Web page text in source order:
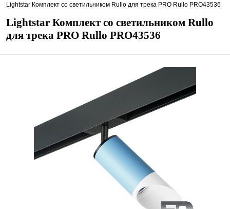
Lightstar Комплект со светильником Rullo для трека PRO Rullo PRO43536
Lightstar Комплект со светильником Rullo
для трека PRO Rullo PRO43536